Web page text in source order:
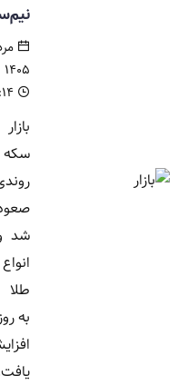
نیم‌سکه
مرداد ۱۵,
بازار طلا و
سکه امروز با
صعودی آغاز
شد و قیمت
انواع سکه و
طلا نسبت
به روز گذشته